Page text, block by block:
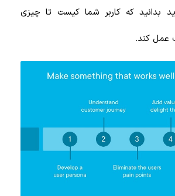
بدانید که کاربر شما کیست تا چیزی
عمل کند.